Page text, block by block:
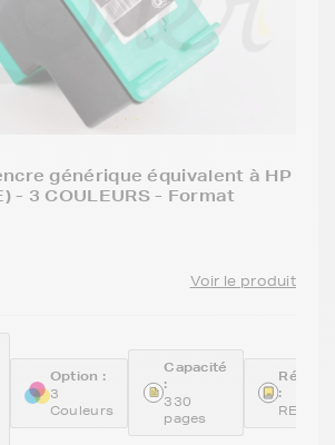
générique équivalent à HP
- 3 COULEURS - Format
Voir le produit
Option :
3
Couleurs
Capacité
:
330
pages
: